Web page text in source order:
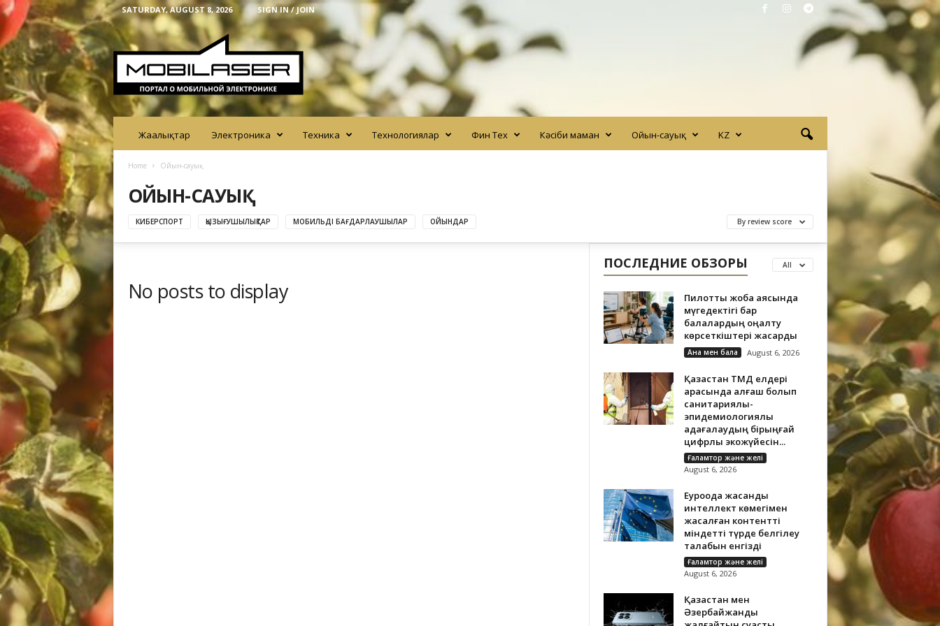
SATURDAY, AUGUST 8, 2026 SIGN IN / JOIN
M
a
s
e
r
Жаңалықтар Электроника Техника Технологиялар Фин Тех Кәсіби маман Ойын-сауық KZ
Home Ойын-сауық
ОЙЫН-САУЫҚ
КИБЕРСПОРТ ҚЫЗЫҒУШЫЛЫҚТАР МОБИЛЬДІ БАҒДАРЛАУШЫЛАР ОЙЫНДАР By review score
No posts to display
ПОСЛЕДНИЕ ОБЗОРЫ All
Пилоттық жоба аясында
мүгедектігі бар
балалардың оңалту
көрсеткіштері жақсарды
Ана мен бала August 6, 2026
Қазақстан ТМД елдері
арасында алғаш болып
санитариялық-
эпидемиологиялық
қадағалаудың бірыңғай
цифрлық экожүйесін...
Ғаламтор және желі
August 6, 2026
Еуроодақ жасанды
интеллект көмегімен
жасалған контентті
міндетті түрде белгілеу
талабын енгізді
Ғаламтор және желі
August 6, 2026
Қазақстан мен
Әзербайжанды